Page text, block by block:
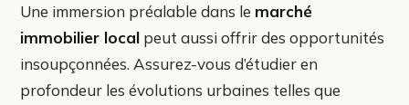
Une immersion préalable dans le marché
immobilier local peut aussi offrir des opportunités
insoupçonnées. Assurez-vous d’étudier en
profondeur les évolutions urbaines telles que